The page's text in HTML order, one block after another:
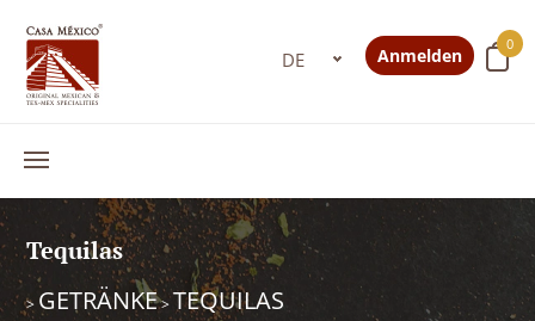
0
Anmelden
Tequilas
> GETRÄNKE>TEQUILAS